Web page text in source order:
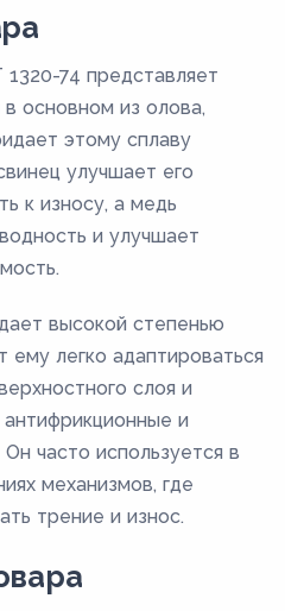
74 представляет
основном из олова,
этому сплаву
улучшает его
к износу, а медь
и улучшает
высокой степенью
ему легко адаптироваться
слоя и
и
часто используется в
механизмов, где
трение и износ.